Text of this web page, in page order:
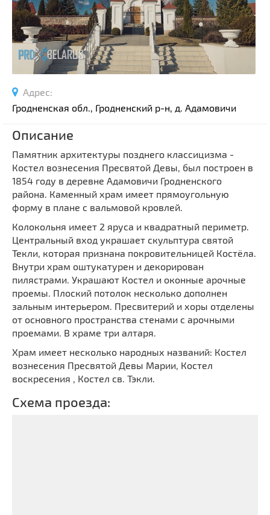
Производства
Ратуши
Родовые усадьбы
Садово-парковая архитектура
Озера и водоемы
Памятники археологии
Памятники геодезии
Памятники природы
Памятники известным людям
Церкви
Монастыри
Костелы
Мечети
Синагоги
Кирхи
Кладбище
Культурные центры
Концертные залы
Выберите область
Выберите район
Выберите населенный пункт
Выберите направление
Адрес:
Гродненская обл., Гродненский р-н, д. Адамовичи
Описание
Памятник архитектуры позднего классицизма -
Костел вознесения Пресвятой Девы, был построен в
1854 году в деревне Адамовичи Гродненского
района. Каменный храм имеет прямоугольную
форму в плане с вальмовой кровлей.
Колокольня имеет 2 яруса и квадратный периметр.
Центральный вход украшает скульптура святой
Текли, которая признана покровительницей Костёла.
Внутри храм оштукатурен и декорирован
пилястрами. Украшают Костел и оконные арочные
проемы. Плоский потолок несколько дополнен
зальным интерьером. Пресвитерий и хоры отделены
от основного пространства стенами с арочными
проемами. В храме три алтаря.
Храм имеет несколько народных названий: Костел
вознесения Пресвятой Девы Марии, Костел
воскресения , Костел св. Тэкли.
Схема проезда: